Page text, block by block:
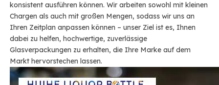
konsistent ausführen können. Wir arbeiten sowohl mit kleinen
Chargen als auch mit großen Mengen, sodass wir uns an
Ihren Zeitplan anpassen können – unser Ziel ist es, Ihnen
dabei zu helfen, hochwertige, zuverlässige
Glasverpackungen zu erhalten, die Ihre Marke auf dem
Markt hervorstechen lassen.